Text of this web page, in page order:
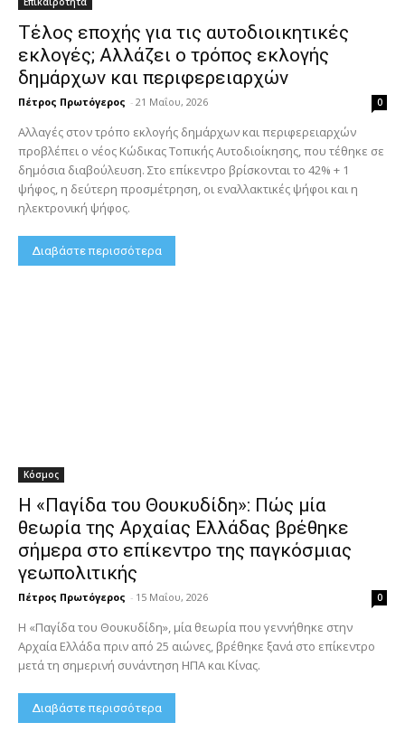
Τέλος εποχής για τις αυτοδιοικητικές
εκλογές; Αλλάζει ο τρόπος εκλογής
δημάρχων και περιφερειαρχών
Πέτρος Πρωτόγερος - 21 Μαΐου, 2026 0
Αλλαγές στον τρόπο εκλογής δημάρχων και περιφερειαρχών
προβλέπει ο νέος Κώδικας Τοπικής Αυτοδιοίκησης, που τέθηκε σε
δημόσια διαβούλευση. Στο επίκεντρο βρίσκονται το 42% + 1
ψήφος, η δεύτερη προσμέτρηση, οι εναλλακτικές ψήφοι και η
ηλεκτρονική ψήφος.
Διαβάστε περισσότερα
Κόσμος
Η «Παγίδα του Θουκυδίδη»: Πώς μία
θεωρία της Αρχαίας Ελλάδας βρέθηκε
σήμερα στο επίκεντρο της παγκόσμιας
γεωπολιτικής
Πέτρος Πρωτόγερος - 15 Μαΐου, 2026 0
Η «Παγίδα του Θουκυδίδη», μία θεωρία που γεννήθηκε στην
Αρχαία Ελλάδα πριν από 25 αιώνες, βρέθηκε ξανά στο επίκεντρο
μετά τη σημερινή συνάντηση ΗΠΑ και Κίνας.
Διαβάστε περισσότερα